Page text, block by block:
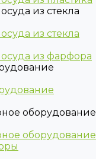
из стекла
из стекла
из фарфора
оборудование
оборудование